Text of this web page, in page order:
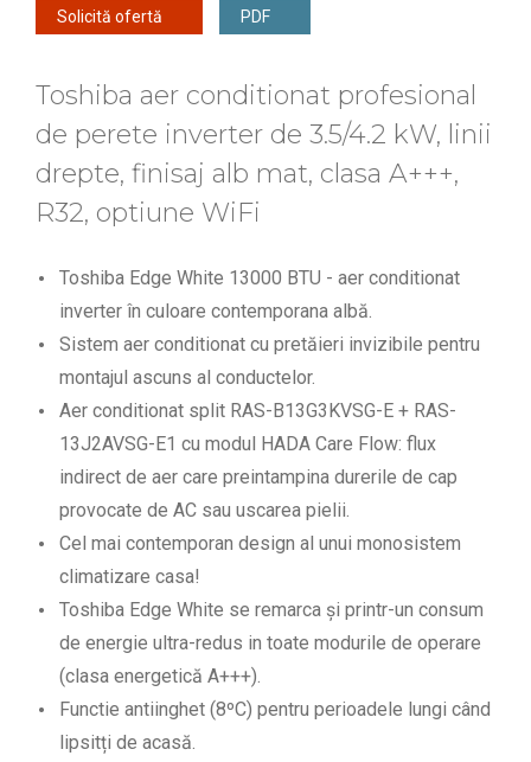
Solicită ofertă PDF
Toshiba aer conditionat profesional
de perete inverter de 3.5/4.2 kW, linii
drepte, finisaj alb mat, clasa A+++,
R32, optiune WiFi
Toshiba Edge White 13000 BTU - aer conditionat
inverter în culoare contemporana albă.
Sistem aer conditionat cu pretăieri invizibile pentru
montajul ascuns al conductelor.
Aer conditionat split RAS-B13G3KVSG-E + RAS-
13J2AVSG-E1 cu modul HADA Care Flow: flux
indirect de aer care preintampina durerile de cap
provocate de AC sau uscarea pielii.
Cel mai contemporan design al unui monosistem
climatizare casa!
Toshiba Edge White se remarca și printr-un consum
de energie ultra-redus in toate modurile de operare
(clasa energetică A+++).
Functie antiinghet (8ºC) pentru perioadele lungi când
lipsitți de acasă.